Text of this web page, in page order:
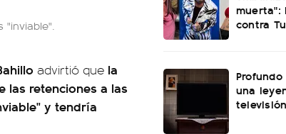
advirtió que la
las retenciones a las
y tendría
muerta":
contra
una